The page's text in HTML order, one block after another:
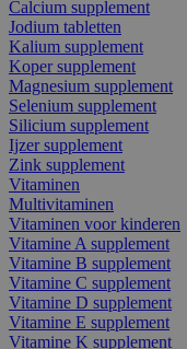
Calcium supplement
Jodium tabletten
Kalium supplement
Koper supplement
Magnesium supplement
Selenium supplement
Silicium supplement
Ijzer supplement
Zink supplement
Vitaminen
Multivitaminen
Vitaminen voor kinderen
Vitamine A supplement
Vitamine B supplement
Vitamine C supplement
Vitamine D supplement
Vitamine E supplement
Vitamine K supplement